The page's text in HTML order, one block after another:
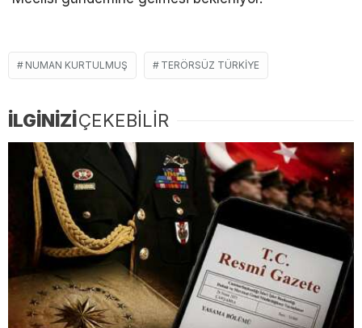
NUMAN KURTULMUŞ TERÖRSÜZ TÜRKIYE
İLGİNİZİÇEKEBİLİR